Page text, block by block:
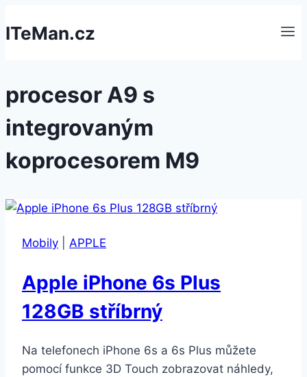
na
ITeMan.cz
procesor A9 s
integrovaným
koprocesorem M9
Mobily APPLE
Apple iPhone 6s Plus
128GB stříbrný
Na telefonech iPhone 6s a 6s Plus můžete
pomocí funkce 3D Touch zobrazovat náhledy,